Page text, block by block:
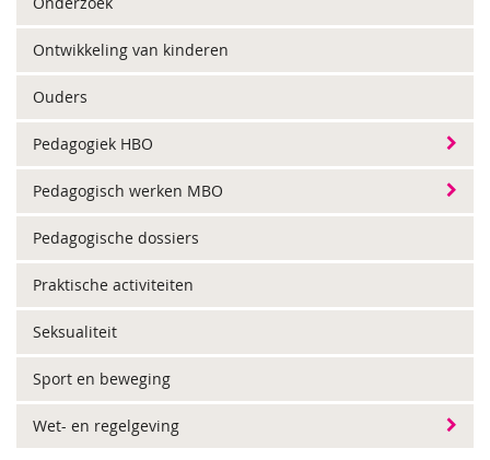
Ontwikkeling van kinderen
Ouders
Pedagogiek HBO
Pedagogisch werken MBO
Pedagogische dossiers
Praktische activiteiten
Seksualiteit
Sport en beweging
Wet- en regelgeving